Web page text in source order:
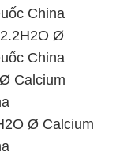
China
Ø
China
Calcium
Ø Calcium